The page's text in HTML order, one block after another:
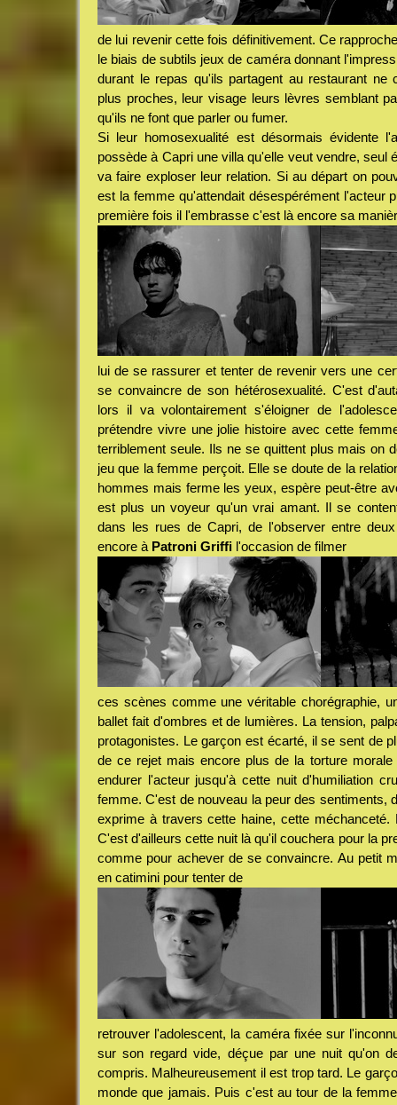
de lui revenir cette fois définitivement. Ce
le biais de subtils jeux de caméra donnant
durant le repas qu'ils partagent au restaurant ne
plus proches, leur visage leurs lèvres semblant
qu'ils ne font que parler ou fumer.
Si leur homosexualité est désormais évidente
possède à Capri une villa qu'elle veut vendre, seul
va faire exploser leur relation. Si au départ on
est la femme qu'attendait désespérément l'acteur
première fois il l'embrasse c'est là encore sa
lui de se rassurer et tenter de revenir vers une
se convaincre de son hétérosexualité. C'est
lors il va volontairement s'éloigner de
prétendre vivre une jolie histoire avec cette
terriblement seule. Ils ne se quittent plus mais on
jeu que la femme perçoit. Elle se doute de la
hommes mais ferme les yeux, espère peut-être
est plus un voyeur qu'un vrai amant. Il se
dans les rues de Capri, de l'observer entre
encore à Patroni Griffi l'occasion de filmer
ces scènes comme une véritable chorégraphie,
ballet fait d'ombres et de lumières. La tension,
protagonistes. Le garçon est écarté, il se sent de
de ce rejet mais encore plus de la torture
endurer l'acteur jusqu'à cette nuit d'humiliation
femme. C'est de nouveau la peur des sentiments,
exprime à travers cette haine, cette méchanceté.
C'est d'ailleurs cette nuit là qu'il couchera pour la
comme pour achever de se convaincre. Au petit
en catimini pour tenter de
retrouver l'adolescent, la caméra fixée sur
sur son regard vide, déçue par une nuit qu'on
compris. Malheureusement il est trop tard. Le
monde que jamais. Puis c'est au tour de la